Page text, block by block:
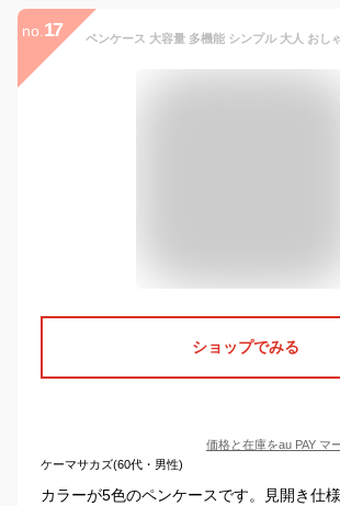
no. 17
ショップでみる
価格と在庫をau PAY マ
ケーマサカズ(60代・男性)
カラーが5色のペンケースです。見開き仕